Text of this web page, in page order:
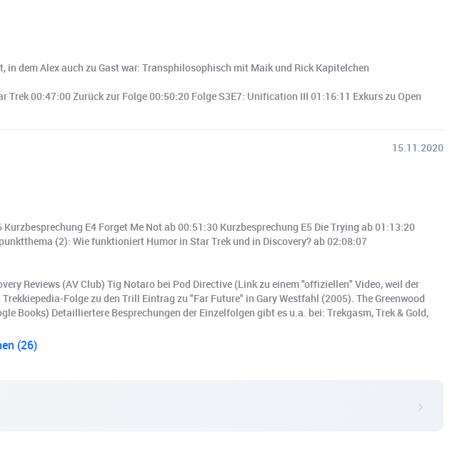
dem Alex auch zu Gast war: Transphilosophisch mit Maik und Rick Kapitelchen
00:47:00 Zurück zur Folge 00:50:20 Folge S3E7: Unification III 01:16:11 Exkurs zu Open
15.11.2020
E4 Forget Me Not ab 00:51:30 Kurzbesprechung E5 Die Trying ab 01:13:20
(2): Wie funktioniert Humor in Star Trek und in Discovery? ab 02:08:07
Reviews (AV Club) Tig Notaro bei Pod Directive (Link zu einem "offiziellen" Video, weil der
Folge zu den Trill Eintrag zu "Far Future" in Gary Westfahl (2005). The Greenwood
Books) Detailliertere Besprechungen der Einzelfolgen gibt es u.a. bei: Trekgasm, Trek & Gold,
(26)